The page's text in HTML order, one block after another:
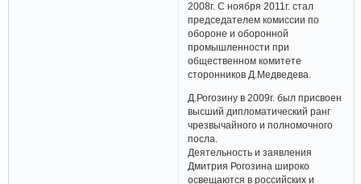
2008г. С ноября 2011г. стал
председателем комиссии по
обороне и оборонной
промышленности при
общественном комитете
сторонников Д.Медведева.
Д.Рогозину в 2009г. был присвоен
высший дипломатический ранг
чрезвычайного и полномочного
посла.
Деятельность и заявления
Дмитрия Рогозина широко
освещаются в российских и